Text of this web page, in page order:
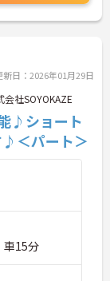
新日：2026年01月29日
会社SOYOKAZE
♪ショート
♪＜パート＞
車15分